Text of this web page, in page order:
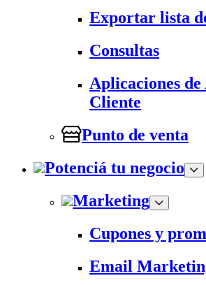
Exportar lista
Consultas
Aplicaciones
Cliente
Punto de venta
Potenciá tu negocio
Marketing
Cupones y
Email